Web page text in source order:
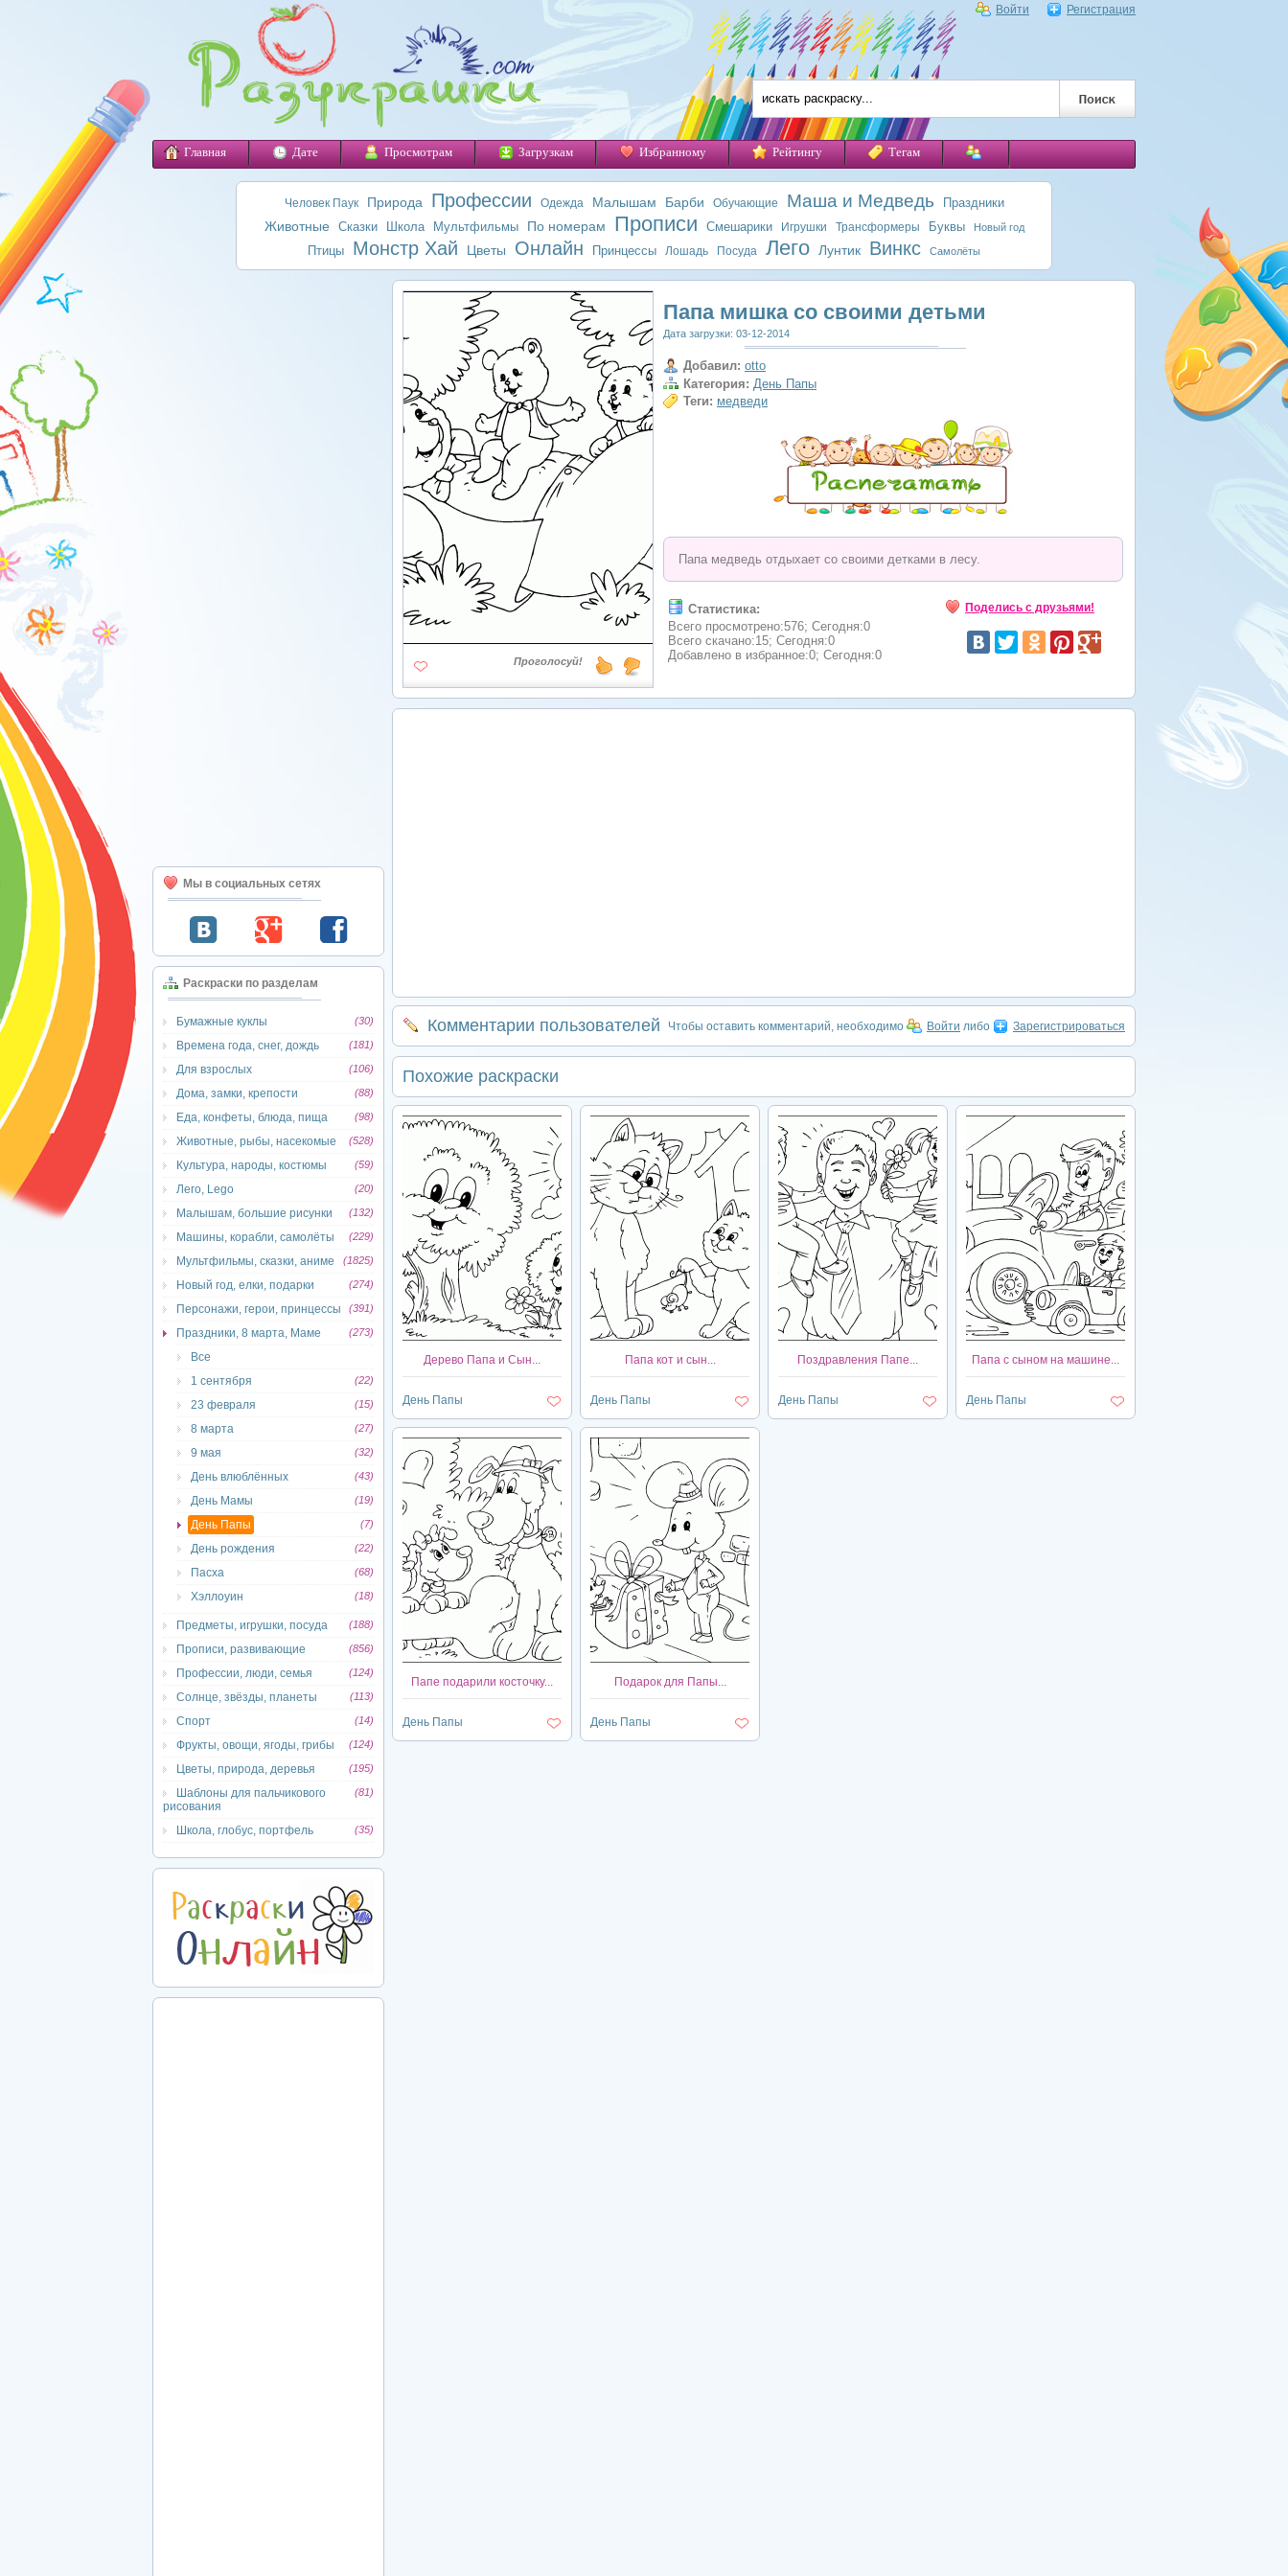
Войти Регистрация
Главная Дате Просмотрам Загрузкам Избранному Рейтингу Тегам
Человек Паук Природа Профессии Одежда Малышам Барби Обучающие Маша и Медведь Праздники
Животные Сказки Школа Мультфильмы По номерам Прописи Смешарики Игрушки Трансформеры Буквы Новый год
Птицы Монстр Хай Цветы Онлайн Принцессы Лошадь Посуда Лего Лунтик Винкс Самолёты
Мы в социальных сетях
Раскраски по разделам
Бумажные куклы (30)
Времена года, снег, дождь (181)
Для взрослых (106)
Дома, замки, крепости (88)
Еда, конфеты, блюда, пища (98)
Животные, рыбы, насекомые (528)
Культура, народы, костюмы (59)
Лего, Lego (20)
Малышам, большие рисунки (132)
Машины, корабли, самолёты (229)
Мультфильмы, сказки, аниме (1825)
Новый год, елки, подарки (274)
Персонажи, герои, принцессы (391)
Праздники, 8 марта, Маме (273)
Все
1 сентября
(22)
23 февраля (15)
8 марта (27)
9 мая (32)
День влюблённых (43)
День Мамы (19)
День Папы (7)
День рождения (22)
Пасха (68)
Хэллоуин (18)
Предметы, игрушки, посуда (188)
Прописи, развивающие (856)
Профессии, люди, семья (124)
Солнце, звёзды, планеты (113)
Спорт (14)
Фрукты, овощи, ягоды, грибы (124)
Цветы, природа, деревья (195)
Шаблоны для пальчикового
рисования
(81)
Школа, глобус, портфель (35)
Проголосуй!
Папа мишка со своими детьми
Дата загрузки: 03-12-2014
Добавил: otto
Категория: День Папы
Теги: медведи
Папа медведь отдыхает со своими детками в лесу.
Статистика:
Всего просмотрено:576; Сегодня:0
Всего скачано:15; Сегодня:0
Добавлено в избранное:0; Сегодня:0
Поделись с друзьями!
Комментарии пользователей Чтобы оставить комментарий, необходимо Войти либо Зарегистрироваться
Похожие раскраски
Дерево Папа и Сын...
День Папы
Папа кот и сын...
День Папы
Поздравления Папе...
День Папы
Папа с сыном на машине...
День Папы
Папе подарили косточку...
День Папы
Подарок для Папы...
День Папы